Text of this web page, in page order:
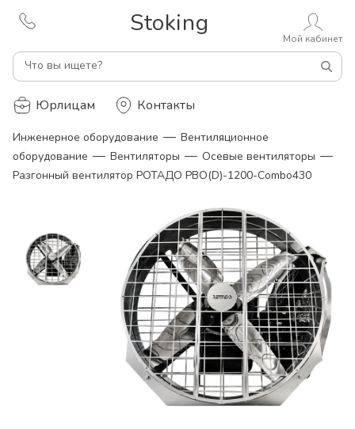
Stoking
Что вы ищете?
Мой кабинет
Юрлицам Контакты
Инженерное оборудование — Вентиляционное
оборудование — Вентиляторы — Осевые вентиляторы —
Разгонный вентилятор РОТАДО РВО(D)-1200-Combo430